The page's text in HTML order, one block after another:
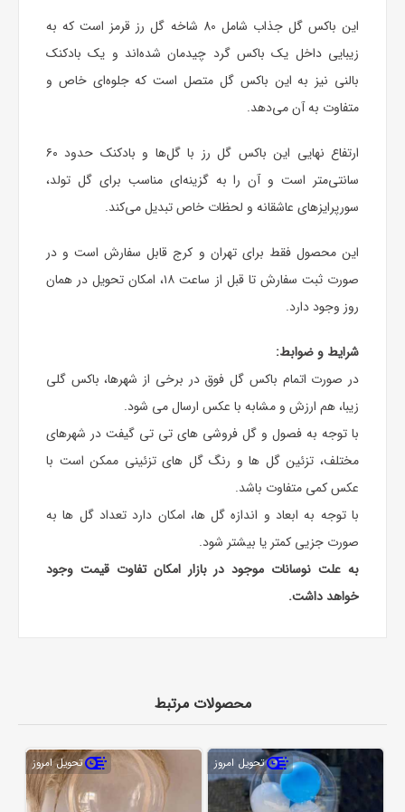
این باکس گل جذاب شامل 80 شاخه گل رز قرمز است که به
زیبایی داخل یک باکس گرد چیدمان شده‌اند و یک بادکنک
بالنی نیز به این باکس گل متصل است که جلوه‌ای خاص و
متفاوت به آن می‌دهد.
ارتفاع نهایی این باکس گل رز
با گل‌ها و بادکنک حدود ۶۰
سانتی‌متر است و آن را به گزینه‌ای مناسب برایگل تولد،
سورپرایزهای عاشقانه و لحظات خاص تبدیل می‌کند.
این محصول فقط برای تهران و کرج قابل سفارش است و در
صورت ثبت سفارش تا قبل از ساعت ۱۸، امکان تحویل در همان
روز وجود دارد.
شرایط و ضوابط:
در صورت اتمام باکس گل فوق در برخی از شهرها، باکس گلی
زیبا، هم ارزش و مشابه با عکس ارسال می شود.
با توجه به فصول و گل فروشی های تی تی گیفت در شهرهای
مختلف، تزئین گل ها و رنگ گل های تزئینی ممکن است با
عکس کمی متفاوت باشد.
با توجه به ابعاد و اندازه گل ها، امکان دارد تعداد گل ها به
صورت جزیی کمتر یا بیشتر شود.
به علت نوسانات موجود در بازار امکان تفاوت قیمت وجود
خواهد داشت.
محصولات مرتبط
تحویل امروز تحویل امروز